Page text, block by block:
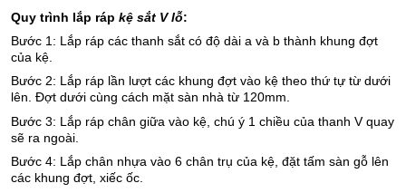
Quy trình lắp ráp kệ sắt V lỗ:
Bước 1: Lắp ráp các thanh sắt có độ dài a và b thành khung đợt
của kệ.
Bước 2: Lắp ráp lần lượt các khung đợt vào kệ theo thứ tự từ dưới
lên. Đợt dưới cùng cách mặt sàn nhà từ 120mm.
Bước 3: Lắp ráp chân giữa vào kệ, chú ý 1 chiều của thanh V quay
sẽ ra ngoài.
Bước 4: Lắp chân nhựa vào 6 chân trụ của kệ, đặt tấm sàn gỗ lên
các khung đợt, xiếc ốc.